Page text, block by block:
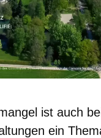
ist auch
ein